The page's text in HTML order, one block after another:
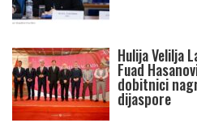
Hulija Velilja
Fuad
dobitnici
dijaspore